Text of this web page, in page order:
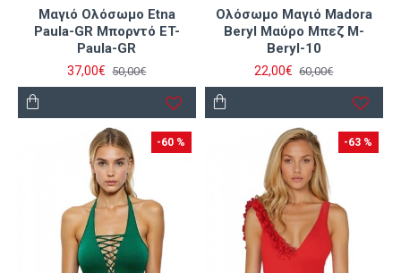
Μαγιό Ολόσωμο Etna
Paula-GR Μπορντό ET-
Paula-GR
37,00€ 50,00€
Ολόσωμο Μαγιό Madora
Beryl Μαύρο Μπεζ M-
Beryl-10
22,00€ 60,00€
-60 % -63 %